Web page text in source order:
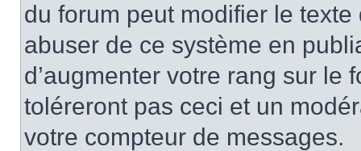
du forum peut modifier le
abuser de ce système en
d’augmenter votre rang sur le
toléreront pas ceci et un
votre compteur de messages.